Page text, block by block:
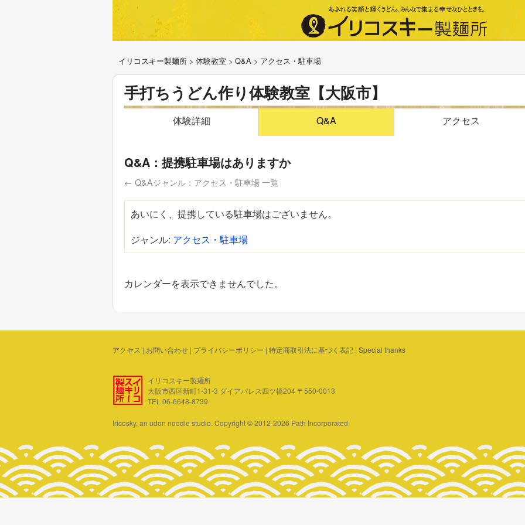
イリコスキー製麺所 > 体験教室 > Q&A > アクセス・駐車場
手打ちうどん作り体験教室【大阪市】
体験詳細 Q&A アクセス
Q&A：提携駐車場はありますか
← Q&Aジャンル：アクセス・駐車場 一覧
あいにく、提携している駐車場はございません。
ジャンル: アクセス・駐車場
カレンダーを表示できませんでした。
アクセス | お問い合わせ | プライバシーポリシー | 特定商取引法に基づく表記 | Special thanks
イリコスキー製麺所
大阪市西区新町1-31-3 ダイアパレス四ツ橋204 〒550-0013
TEL 06-6648-8739
Iricosky, an udon noodle studio. Copyright © 2012-2026 Path Incorporated